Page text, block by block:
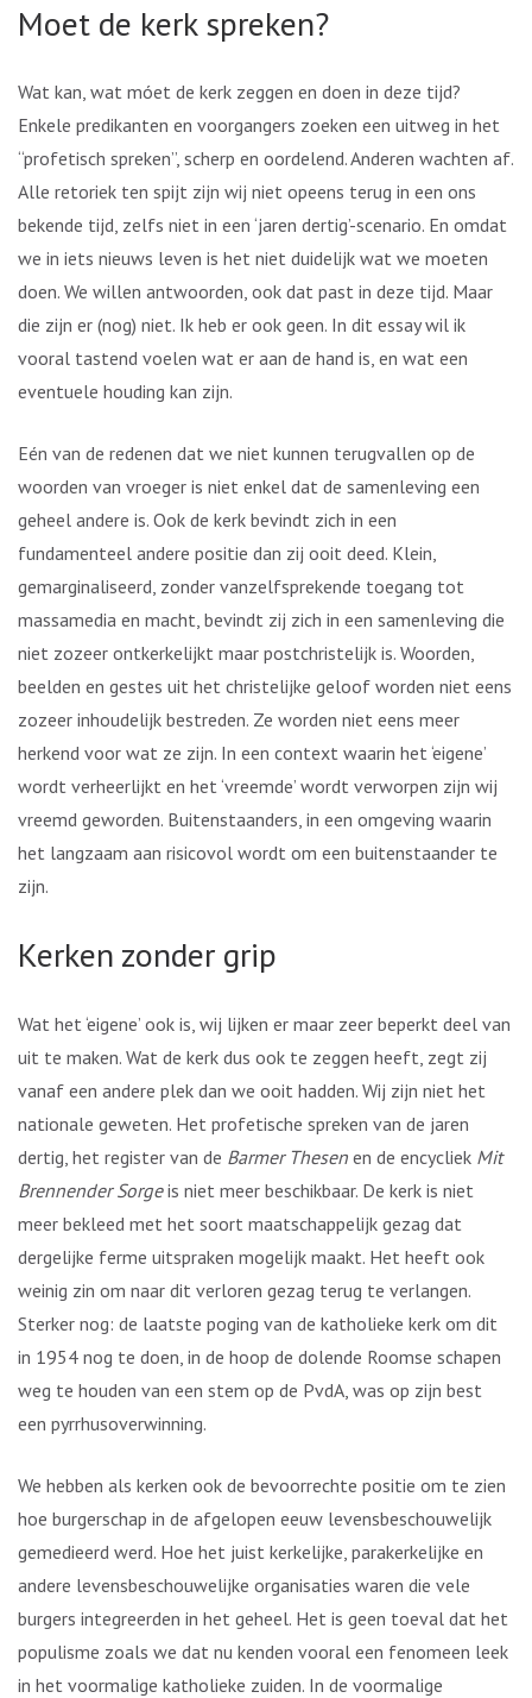
Moet de kerk spreken?
Wat kan, wat móet de kerk zeggen en doen in deze tijd?
Enkele predikanten en voorgangers zoeken een uitweg in het
“profetisch spreken”, scherp en oordelend. Anderen wachten af.
Alle retoriek ten spijt zijn wij niet opeens terug in een ons
bekende tijd, zelfs niet in een ‘jaren dertig’-scenario. En omdat
we in iets nieuws leven is het niet duidelijk wat we moeten
doen. We willen antwoorden, ook dat past in deze tijd. Maar
die zijn er (nog) niet. Ik heb er ook geen. In dit essay wil ik
vooral tastend voelen wat er aan de hand is, en wat een
eventuele houding kan zijn.
Eén van de redenen dat we niet kunnen terugvallen op de
woorden van vroeger is niet enkel dat de samenleving een
geheel andere is. Ook de kerk bevindt zich in een
fundamenteel andere positie dan zij ooit deed. Klein,
gemarginaliseerd, zonder vanzelfsprekende toegang tot
massamedia en macht, bevindt zij zich in een samenleving die
niet zozeer ontkerkelijkt maar postchristelijk is. Woorden,
beelden en gestes uit het christelijke geloof worden niet eens
zozeer inhoudelijk bestreden. Ze worden niet eens meer
herkend voor wat ze zijn. In een context waarin het ‘eigene’
wordt verheerlijkt en het ‘vreemde’ wordt verworpen zijn wij
vreemd geworden. Buitenstaanders, in een omgeving waarin
het langzaam aan risicovol wordt om een buitenstaander te
zijn.
Kerken zonder grip
Wat het ‘eigene’ ook is, wij lijken er maar zeer beperkt deel van
uit te maken. Wat de kerk dus ook te zeggen heeft, zegt zij
vanaf een andere plek dan we ooit hadden. Wij zijn niet het
nationale geweten. Het profetische spreken van de jaren
dertig, het register van de Barmer Thesen en de encycliek Mit
Brennender Sorgeis niet meer beschikbaar. De kerk is niet
meer bekleed met het soort maatschappelijk gezag dat
dergelijke ferme uitspraken mogelijk maakt. Het heeft ook
weinig zin om naar dit verloren gezag terug te verlangen.
Sterker nog: de laatste poging van de katholieke kerk om dit
in 1954 nog te doen, in de hoop de dolende Roomse schapen
weg te houden van een stem op de PvdA, was op zijn best
een pyrrhusoverwinning.
We hebben als kerken ook de bevoorrechte positie om te zien
hoe burgerschap in de afgelopen eeuw levensbeschouwelijk
gemedieerd werd. Hoe het juist kerkelijke, parakerkelijke en
andere levensbeschouwelijke organisaties waren die vele
burgers integreerden in het geheel. Het is geen toeval dat het
populisme zoals we dat nu kenden vooral een fenomeen leek
in het voormalige katholieke zuiden. In de voormalige